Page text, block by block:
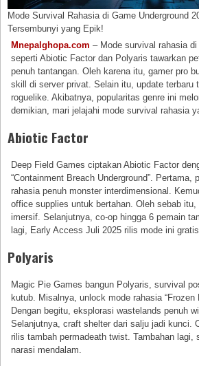
Mode Survival Rahasia di Game Underground
Tersembunyi yang Epik!
Mnepalghopa.com – Mode survival rahasia
seperti Abiotic Factor dan Polyaris tawarkan
penuh tantangan. Oleh karena itu, gamer pro
skill di server privat. Selain itu, update terbaru
roguelike. Akibatnya, popularitas genre ini
demikian, mari jelajahi mode survival rahasia
Abiotic Factor
Deep Field Games ciptakan Abiotic Factor
“Containment Breach Underground”. Pertama,
rahasia penuh monster interdimensional.
office supplies untuk bertahan. Oleh sebab
imersif. Selanjutnya, co-op hingga 6 pemain
lagi, Early Access Juli 2025 rilis mode ini
Polyaris
Magic Pie Games bangun Polyaris, survival
kutub. Misalnya, unlock mode rahasia “Frozen
Dengan begitu, eksplorasi wastelands penuh
Selanjutnya, craft shelter dari salju jadi kunci.
rilis tambah permadeath twist. Tambahan lagi,
narasi mendalam.